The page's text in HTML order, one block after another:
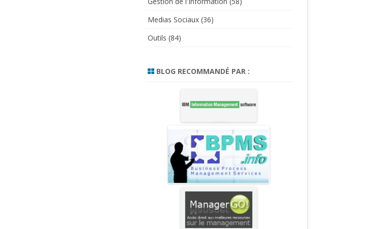
Medias Sociaux(36)
Outils (84)
BLOG RECOMMANDÉ PAR :